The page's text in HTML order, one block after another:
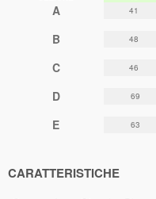
A 41
B 48
C 46
D 69
E 63
CARATTERISTICHE